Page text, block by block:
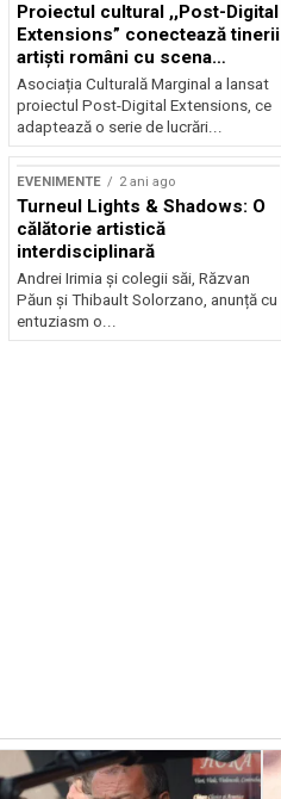
Proiectul cultural ,,Post-Digital
Extensions” conectează tinerii
artiști români cu scena
internațională
Asociația Culturală Marginal a lansat
proiectul Post-Digital Extensions, ce
adaptează o serie de lucrări...
EVENIMENTE 2 ani ago
Turneul Lights & Shadows: O
călătorie artistică
interdisciplinară
Andrei Irimia și colegii săi, Răzvan
Păun și Thibault Solorzano, anunță cu
entuziasm o...